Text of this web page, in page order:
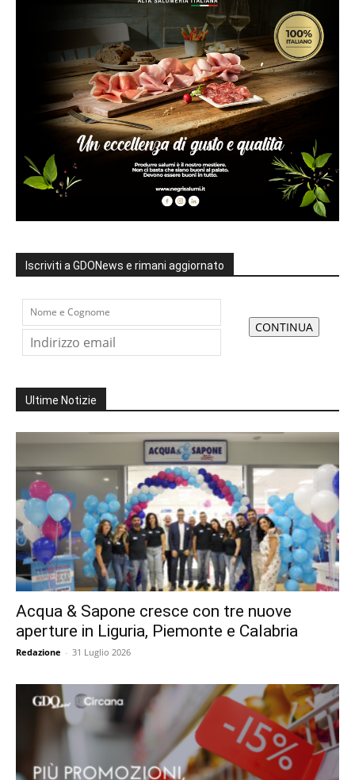
Iscriviti a GDONews e rimani aggiornato
Ultime Notizie
Acqua & Sapone cresce con tre nuove
aperture in Liguria, Piemonte e Calabria
Redazione - 31 Luglio 2026